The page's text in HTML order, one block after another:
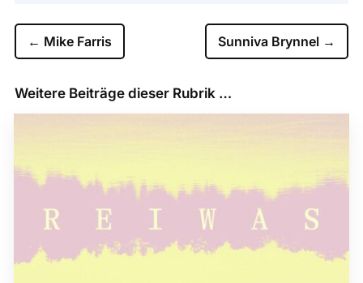
← Mike Farris Sunniva Brynnel →
Weitere Beiträge dieser Rubrik …